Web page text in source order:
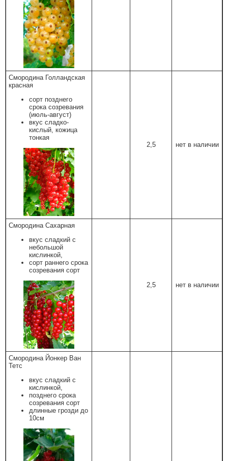
Смородина Голландская
красная
сорт позднего
срока созревания
(июль-август)
вкус сладко-
кислый, кожица
тонкая
2,5
нет в наличии
Смородина Сахарная
вкус сладкий с
небольшой
кислинкой,
сорт раннего срока
созревания сорт
2,5
нет в наличии
Смородина Йонкер Ван
Тетс
вкус сладкий с
кислинкой,
позднего срока
созревания сорт
длинные грозди до
10см